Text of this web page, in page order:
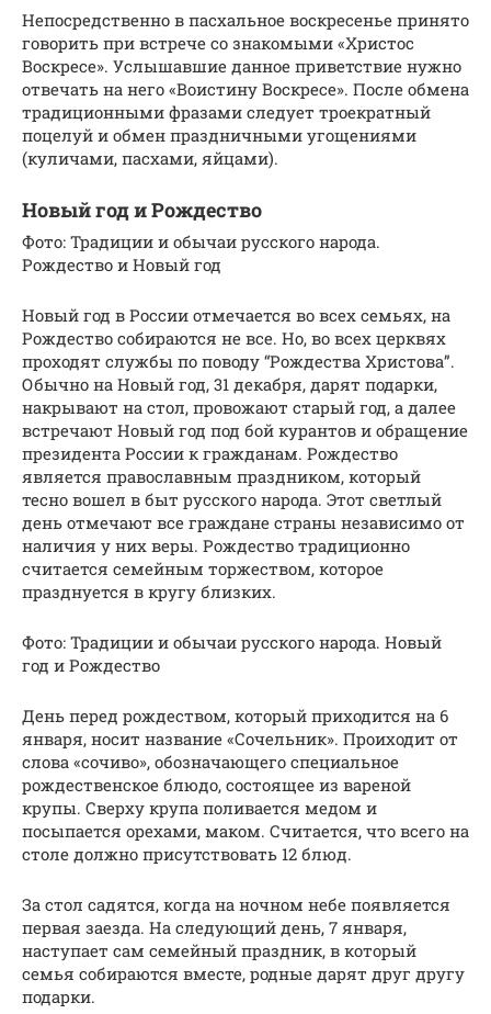
Непосредственно в пасхальное воскресенье принято
говорить при встрече со знакомыми «Христос
Воскресе». Услышавшие данное приветствие нужно
отвечать на него «Воистину Воскресе». После обмена
традиционными фразами следует троекратный
поцелуй и обмен праздничными угощениями
(куличами, пасхами, яйцами).
Новый год и Рождество
Фото: Традиции и обычаи русского народа.
Рождество и Новый год
Новый год в России отмечается во всех семьях, на
Рождество собираются не все. Но, во всех церквях
проходят службы по поводу “Рождества Христова”.
Обычно на Новый год, 31 декабря, дарят подарки,
накрывают на стол, провожают старый год, а далее
встречают Новый год под бой курантов и обращение
президента России к гражданам. Рождество
является православным праздником, который
тесно вошел в быт русского народа. Этот светлый
день отмечают все граждане страны независимо от
наличия у них веры. Рождество традиционно
считается семейным торжеством, которое
празднуется в кругу близких.
Фото: Традиции и обычаи русского народа. Новый
год и Рождество
День перед рождеством, который приходится на 6
января, носит название «Сочельник». Проиходит от
слова «сочиво», обозначающего специальное
рождественское блюдо, состоящее из вареной
крупы. Сверху крупа поливается медом и
посыпается орехами, маком. Считается, что всего на
столе должно присутствовать 12 блюд.
За стол садятся, когда на ночном небе появляется
первая заезда. На следующий день, 7 января,
наступает сам семейный праздник, в который
семья собираются вместе, родные дарят друг другу
подарки.